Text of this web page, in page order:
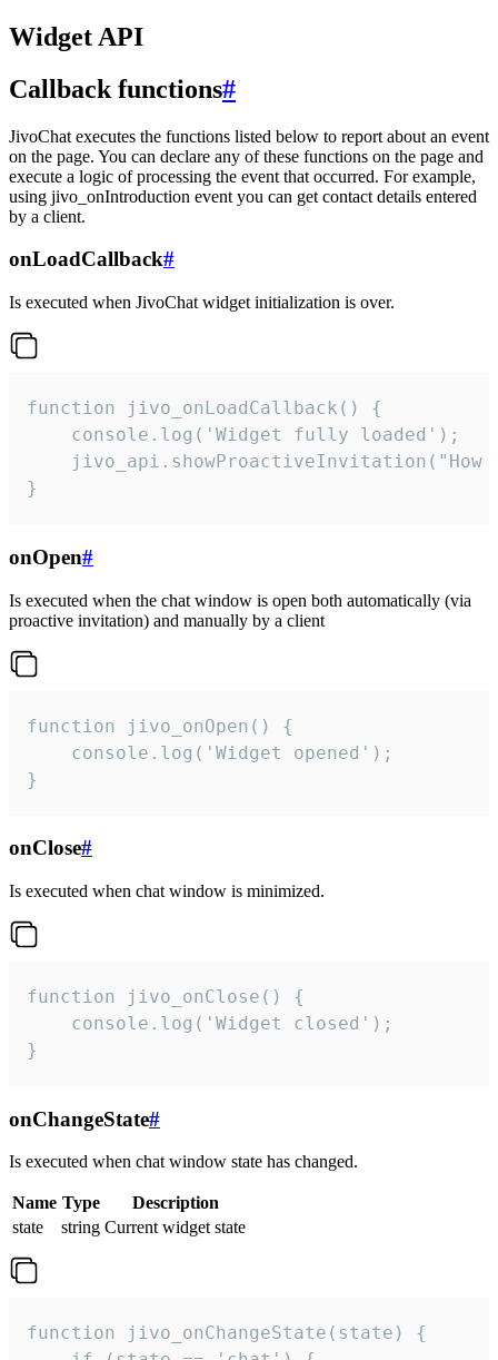
Widget API
Callback functions#
JivoChat executes the functions listed below to report about an event
on the page. You can declare any of these functions on the page and
execute a logic of processing the event that occurred. For example,
using jivo_onIntroduction event you can get contact details entered
by a client.
onLoadCallback#
Is executed when JivoChat widget initialization is over.
function jivo_onLoadCallback() {
    console.log('Widget fully loaded');
jivo_api.showProactiveInvitation("How
}
onOpen#
Is executed when the chat window is open both automatically (via
proactive invitation) and manually by a client
function jivo_onOpen() {
    console.log('Widget opened');
}
onClose#
Is executed when chat window is minimized.
function jivo_onClose() {
    console.log('Widget closed');
}
onChangeState#
Is executed when chat window state has changed.
Name Type
Description
state
string Current widget state
function jivo_onChangeState(state) {